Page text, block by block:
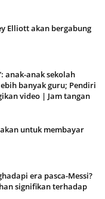
Elliott akan bergabung
anak-anak sekolah
banyak guru; Pendiri
video | Jam tangan
untuk membayar
era pasca-Messi?
signifikan terhadap